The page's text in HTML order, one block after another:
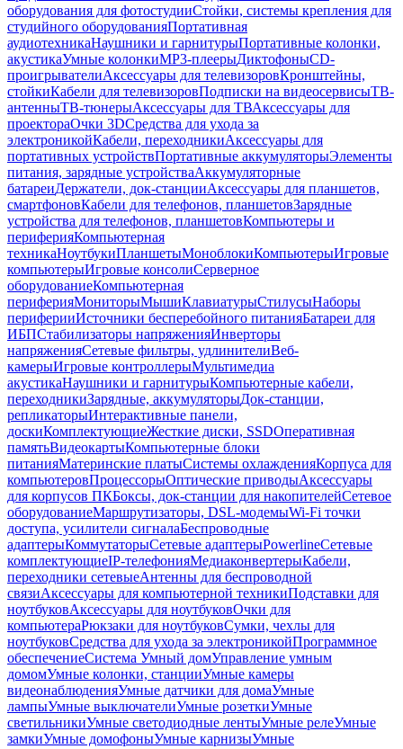
оборудования для фотостудииСтойки, системы крепления для
студийного оборудованияПортативная
аудиотехникаНаушники и гарнитурыПортативные колонки,
акустикаУмные колонкиMP3-плеерыДиктофоныCD-
проигрывателиАксессуары для телевизоровКронштейны,
стойкиКабели для телевизоровПодписки на видеосервисыТВ-
антенныТВ-тюнерыАксессуары для ТВАксессуары для
проектораОчки 3DСредства для ухода за
электроникойКабели, переходникиАксессуары для
портативных устройствПортативные аккумуляторыЭлементы
питания, зарядные устройстваАккумуляторные
батареиДержатели, док-станцииАксессуары для планшетов,
смартфоновКабели для телефонов, планшетовЗарядные
устройства для телефонов, планшетовКомпьютеры и
периферияКомпьютерная
техникаНоутбукиПланшетыМоноблокиКомпьютерыИгровые
компьютерыИгровые консолиСерверное
оборудованиеКомпьютерная
периферияМониторыМышиКлавиатурыСтилусыНаборы
периферииИсточники бесперебойного питанияБатареи для
ИБПСтабилизаторы напряженияИнверторы
напряженияСетевые фильтры, удлинителиВеб-
камерыИгровые контроллерыМультимедиа
акустикаНаушники и гарнитурыКомпьютерные кабели,
переходникиЗарядные, аккумуляторыДок-станции,
репликаторыИнтерактивные панели,
доскиКомплектующиеЖесткие диски, SSDОперативная
памятьВидеокартыКомпьютерные блоки
питанияМатеринские платыСистемы охлажденияКорпуса для
компьютеровПроцессорыОптические приводыАксессуары
для корпусов ПКБоксы, док-станции для накопителейСетевое
оборудованиеМаршрутизаторы, DSL-модемыWi-Fi точки
доступа, усилители сигналаБеспроводные
адаптерыКоммутаторыСетевые адаптерыPowerlineСетевые
комплектующиеIP-телефонияМедиаконвертерыКабели,
переходники сетевыеАнтенны для беспроводной
связиАксессуары для компьютерной техникиПодставки для
ноутбуковАксессуары для ноутбуковОчки для
компьютераРюкзаки для ноутбуковСумки, чехлы для
ноутбуковСредства для ухода за электроникойПрограммное
обеспечениеСистема Умный домУправление умным
домомУмные колонки, станцииУмные камеры
видеонаблюденияУмные датчики для домаУмные
лампыУмные выключателиУмные розеткиУмные
светильникиУмные светодиодные лентыУмные релеУмные
замкиУмные домофоныУмные карнизыУмные